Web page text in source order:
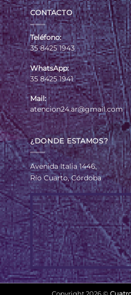
CONTACTO
Teléfono:
35 8425 1943
WhatsApp:
35 8425 1941
Mail:
atencion24.ar@gmail.com
¿DONDE ESTAMOS?
Avenida Italia 1446,
Río Cuarto, Córdoba